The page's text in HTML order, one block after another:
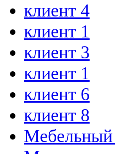
клиент 4
клиент 1
клиент 3
клиент 1
клиент 6
клиент 8